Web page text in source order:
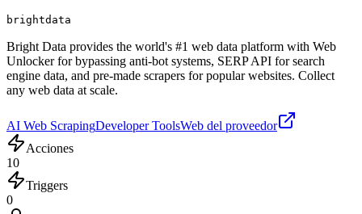
brightdata
Bright Data provides the world's #1 web data platform with Web
Unlocker for bypassing anti-bot systems, SERP API for search
engine data, and pre-made scrapers for popular websites. Collect
any web data at scale.
AI Web ScrapingDeveloper ToolsWeb del proveedor
Acciones
10
Triggers
0